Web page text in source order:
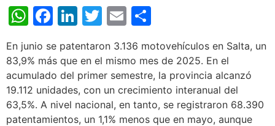
WhatsApp
Facebook
LinkedIn
Twitter
Email
En junio se patentaron 3.136 motovehículos en Salta, un
83,9% más que en el mismo mes de 2025. En el
acumulado del primer semestre, la provincia alcanzó
19.112 unidades, con un crecimiento interanual del
63,5%. A nivel nacional, en tanto, se registraron 68.390
patentamientos, un 1,1% menos que en mayo, aunque